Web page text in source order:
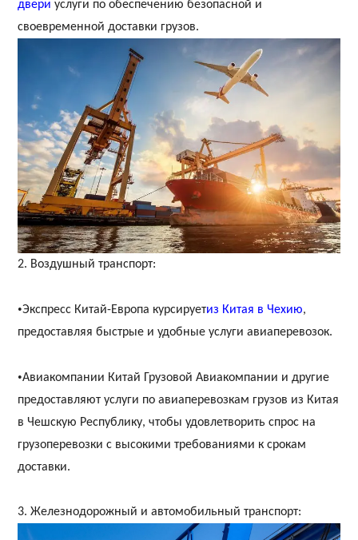
двери услуги по обеспечению безопасной и
своевременной доставки грузов.
2. Воздушный транспорт:
•Экспресс Китай-Европа курсируетиз Китая в Чехию,
предоставляя быстрые и удобные услуги авиаперевозок.
•Авиакомпании Китай Грузовой Авиакомпании и другие
предоставляют услуги по авиаперевозкам грузов из Китая
в Чешскую Республику, чтобы удовлетворить спрос на
грузоперевозки с высокими требованиями к срокам
доставки.
3. Железнодорожный и автомобильный транспорт: